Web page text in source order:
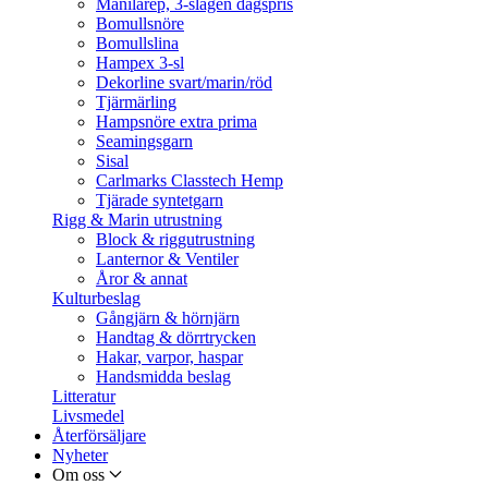
Manilarep, 3-slagen dagspris
Bomullsnöre
Bomullslina
Hampex 3-sl
Dekorline svart/marin/röd
Tjärmärling
Hampsnöre extra prima
Seamingsgarn
Sisal
Carlmarks Classtech Hemp
Tjärade syntetgarn
Rigg & Marin utrustning
Block & riggutrustning
Lanternor & Ventiler
Åror & annat
Kulturbeslag
Gångjärn & hörnjärn
Handtag & dörrtrycken
Hakar, varpor, haspar
Handsmidda beslag
Litteratur
Livsmedel
Återförsäljare
Nyheter
Om oss